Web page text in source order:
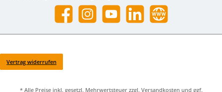
Facebook InstagramYouTube LinkedIn Website
Vertrag widerrufen
* Alle Preise inkl. gesetzl. Mehrwertsteuer zzgl. Versandkosten und ggf.